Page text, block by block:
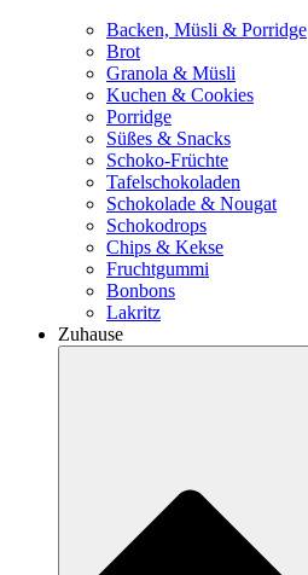
Backen, Müsli & Porridge
Brot
Granola & Müsli
Kuchen & Cookies
Porridge
Süßes & Snacks
Schoko-Früchte
Tafelschokoladen
Schokolade & Nougat
Schokodrops
Chips & Kekse
Fruchtgummi
Bonbons
Lakritz
Zuhause